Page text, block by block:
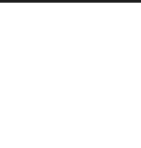
mobile